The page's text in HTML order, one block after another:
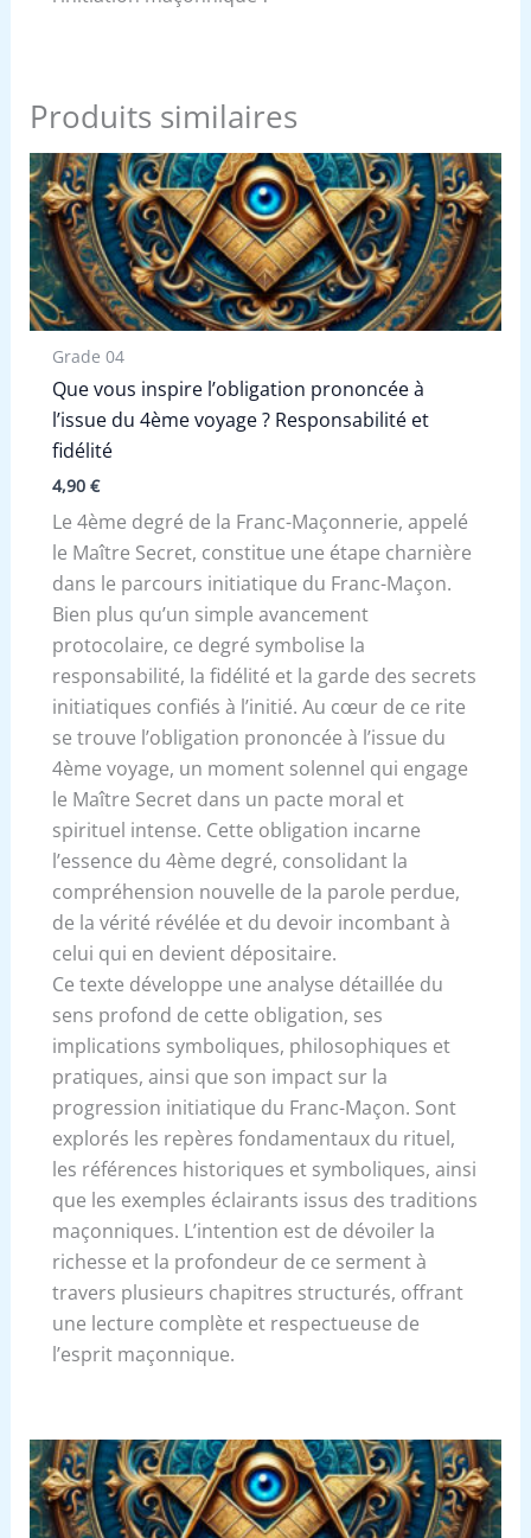
Produits similaires
Grade 04
Que vous inspire l’obligation prononcée à
l’issue du 4ème voyage ? Responsabilité et
fidélité
4,90 €
Le 4ème degré de la Franc-Maçonnerie, appelé
le Maître Secret, constitue une étape charnière
dans le parcours initiatique du Franc-Maçon.
Bien plus qu’un simple avancement
protocolaire, ce degré symbolise la
responsabilité, la fidélité et la garde des secrets
initiatiques confiés à l’initié. Au cœur de ce rite
se trouve l’obligation prononcée à l’issue du
4ème voyage, un moment solennel qui engage
le Maître Secret dans un pacte moral et
spirituel intense. Cette obligation incarne
l’essence du 4ème degré, consolidant la
compréhension nouvelle de la parole perdue,
de la vérité révélée et du devoir incombant à
celui qui en devient dépositaire.
Ce texte développe une analyse détaillée du
sens profond de cette obligation, ses
implications symboliques, philosophiques et
pratiques, ainsi que son impact sur la
progression initiatique du Franc-Maçon. Sont
explorés les repères fondamentaux du rituel,
les références historiques et symboliques, ainsi
que les exemples éclairants issus des traditions
maçonniques. L’intention est de dévoiler la
richesse et la profondeur de ce serment à
travers plusieurs chapitres structurés, offrant
une lecture complète et respectueuse de
l’esprit maçonnique.